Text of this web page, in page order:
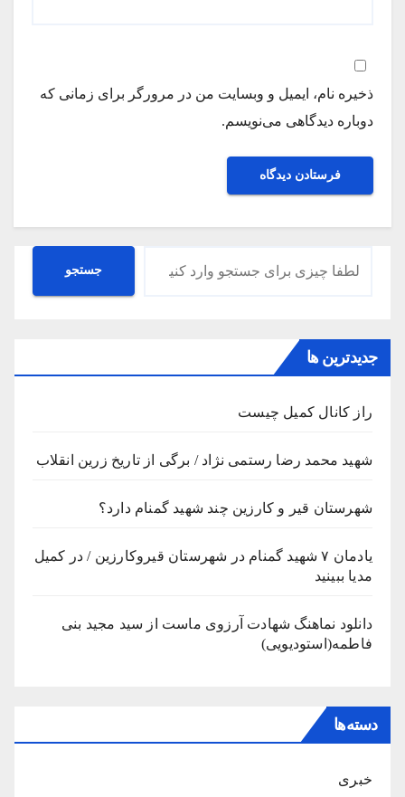
ذخیره نام، ایمیل و وبسایت من در مرورگر برای زمانی که
دوباره دیدگاهی می‌نویسم.
جستجو جستجو
جدیدترین ها
راز کانال کمیل چیست
شهید محمد رضا رستمی نژاد / برگی از تاریخ زرین انقلاب
شهرستان قیر و کارزین چند شهید گمنام دارد؟
یادمان ۷ شهید گمنام در شهرستان قیروکارزین / در کمیل
مدیا ببینید
دانلود نماهنگ شهادت آرزوی ماست از سید مجید بنی
فاطمه(استودیویی)
دسته‌ها
خبری